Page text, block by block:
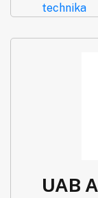
technika
UAB